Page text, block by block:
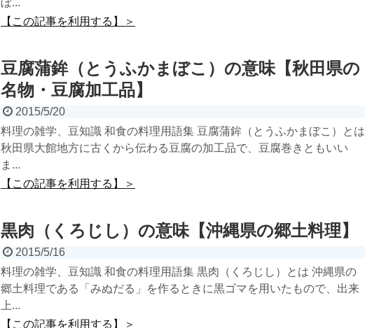
ぼ...
【この記事を利用する】＞
豆腐蒲鉾（とうふかまぼこ）の意味【秋田県の
名物・豆腐加工品】
2015/5/20
料理の雑学、豆知識 和食の料理用語集 豆腐蒲鉾（とうふかまぼこ）とは
秋田県大館地方に古くから伝わる豆腐の加工品で、豆腐巻きともいい
ま...
【この記事を利用する】＞
黒肉（くろじし）の意味【沖縄県の郷土料理】
2015/5/16
料理の雑学、豆知識 和食の料理用語集 黒肉（くろじし）とは 沖縄県の
郷土料理である「みぬだる」を作るときに黒ゴマを用いたもので、出来
上...
【この記事を利用する】＞